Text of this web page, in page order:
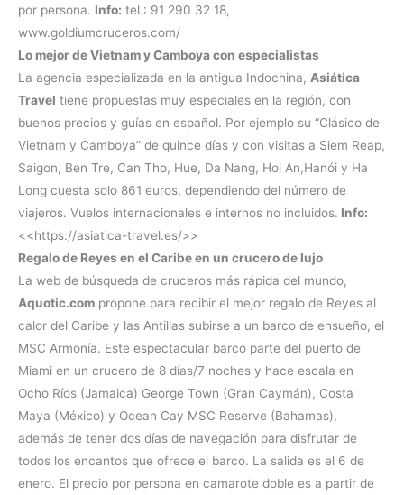
por persona. Info: tel.: 91 290 32 18,
www.goldiumcruceros.com/
Lo mejor de Vietnam y Camboya con especialistas
La agencia especializada en la antigua Indochina, Asiática
Travel tiene propuestas muy especiales en la región, con
buenos precios y guías en español. Por ejemplo su “Clásico de
Vietnam y Camboya” de quince días y con visitas a Siem Reap,
Saigon, Ben Tre, Can Tho, Hue, Da Nang, Hoi An,Hanói y Ha
Long cuesta solo 861 euros, dependiendo del número de
viajeros. Vuelos internacionales e internos no incluidos. Info:
<<https://asiatica-travel.es/>>
Regalo de Reyes en el Caribe en un crucero de lujo
La web de búsqueda de cruceros más rápida del mundo,
Aquotic.com propone para recibir el mejor regalo de Reyes al
calor del Caribe y las Antillas subirse a un barco de ensueño, el
MSC Armonía. Este espectacular barco parte del puerto de
Miami en un crucero de 8 días/7 noches y hace escala en
Ocho Ríos (Jamaica) George Town (Gran Caymán), Costa
Maya (México) y Ocean Cay MSC Reserve (Bahamas),
además de tener dos días de navegación para disfrutar de
todos los encantos que ofrece el barco. La salida es el 6 de
enero. El precio por persona en camarote doble es a partir de